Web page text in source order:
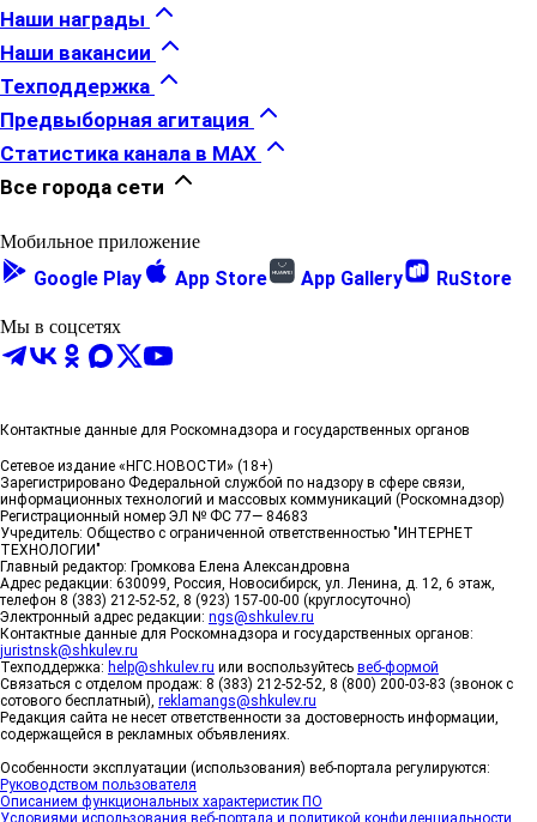
Наши награды
Наши вакансии
Техподдержка
Предвыборная агитация
Статистика канала в MAX
Все города сети
Мобильное приложение
Google Play App Store App Gallery RuStore
Мы в соцсетях
Контактные данные для Роскомнадзора и государственных органов
Сетевое издание «НГС.НОВОСТИ» (18+)
Зарегистрировано Федеральной службой по надзору в сфере связи,
информационных технологий и массовых коммуникаций (Роскомнадзор)
Регистрационный номер ЭЛ № ФС 77— 84683
Учредитель: Общество с ограниченной ответственностью "ИНТЕРНЕТ
ТЕХНОЛОГИИ"
Главный редактор: Громкова Елена Александровна
Адрес редакции: 630099, Россия, Новосибирск, ул. Ленина, д. 12, 6 этаж,
телефон 8 (383) 212-52-52, 8 (923) 157-00-00 (круглосуточно)
Электронный адрес редакции: ngs@shkulev.ru
Контактные данные для Роскомнадзора и государственных органов:
juristnsk@shkulev.ru
Техподдержка: help@shkulev.ru или воспользуйтесь веб-формой
Связаться с отделом продаж: 8 (383) 212-52-52, 8 (800) 200-03-83 (звонок с
сотового бесплатный), reklamangs@shkulev.ru
Редакция сайта не несет ответственности за достоверность информации,
содержащейся в рекламных объявлениях.
Особенности эксплуатации (использования) веб-портала регулируются:
Руководством пользователя
Описанием функциональных характеристик ПО
Условиями использования веб-портала и политикой конфиденциальности